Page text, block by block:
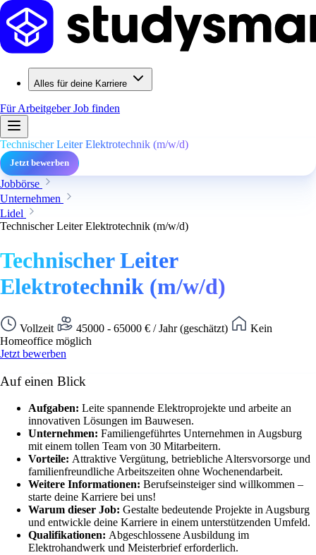
Alles für deine Karriere
Für ArbeitgeberJob finden
Technischer Leiter Elektrotechnik (m/w/d)
Jetzt bewerben
Jobbörse
Unternehmen
Lidel
Technischer Leiter Elektrotechnik (m/w/d)
Technischer Leiter
Elektrotechnik (m/w/d)
Vollzeit 45000 - 65000 € / Jahr (geschätzt)
Kein
Homeoffice möglich
Jetzt bewerben
Auf einen Blick
Aufgaben: Leite spannende Elektroprojekte und arbeite an
innovativen Lösungen im Bauwesen.
Unternehmen: Familiengeführtes Unternehmen in Augsburg
mit einem tollen Team von 30 Mitarbeitern.
Vorteile: Attraktive Vergütung, betriebliche Altersvorsorge und
familienfreundliche Arbeitszeiten ohne Wochenendarbeit.
Weitere Informationen: Berufseinsteiger sind willkommen –
starte deine Karriere bei uns!
Warum dieser Job: Gestalte bedeutende Projekte in Augsburg
und entwickle deine Karriere in einem unterstützenden Umfeld.
Qualifikationen: Abgeschlossene Ausbildung im
Elektrohandwerk und Meisterbrief erforderlich.